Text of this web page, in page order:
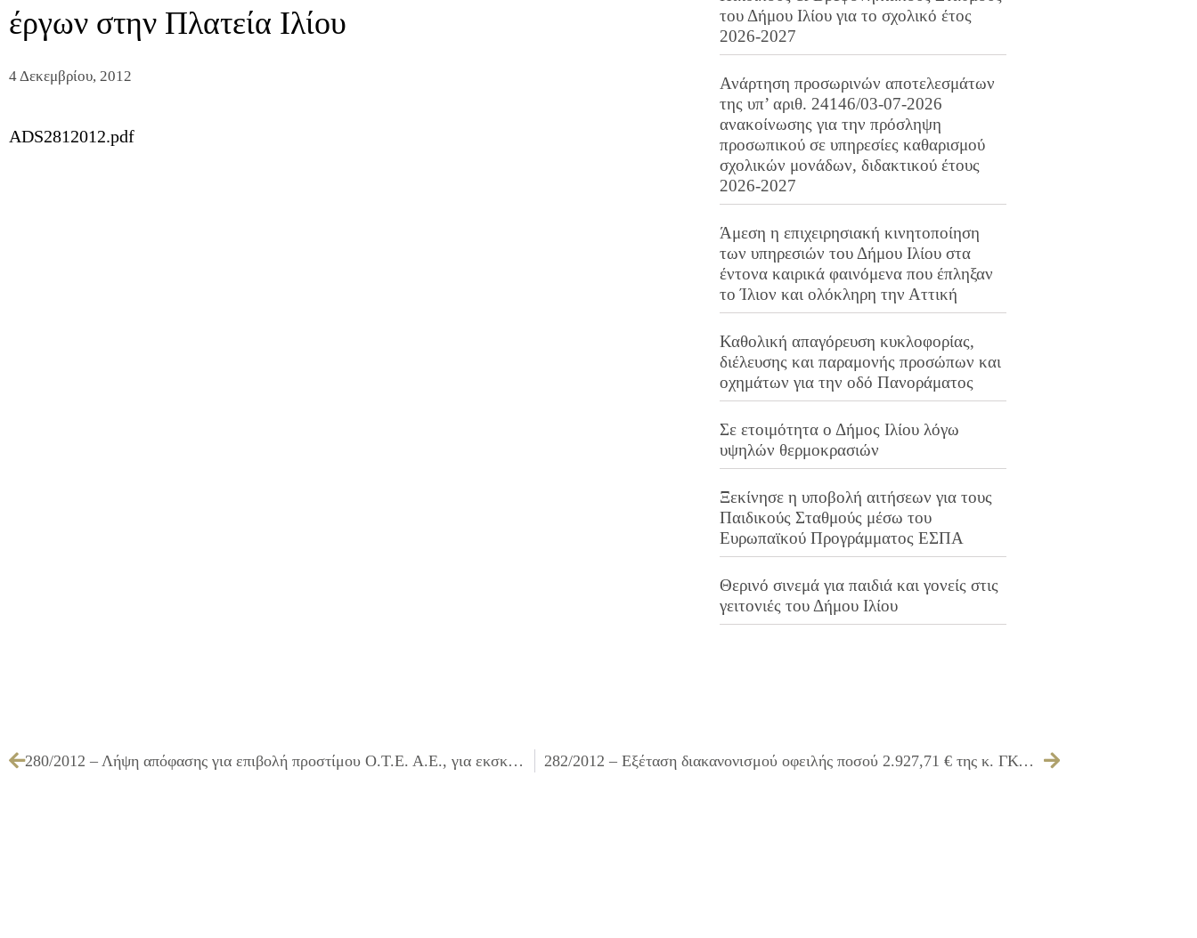
έργων στην Πλατεία Ιλίου
4 Δεκεμβρίου, 2012
ADS2812012.pdf
του Δήμου Ιλίου για το σχολικό έτος
2026-2027
Ανάρτηση προσωρινών αποτελεσμάτων
της υπ’ αριθ. 24146/03-07-2026
ανακοίνωσης για την πρόσληψη
προσωπικού σε υπηρεσίες καθαρισμού
σχολικών μονάδων, διδακτικού έτους
2026-2027
Άμεση η επιχειρησιακή κινητοποίηση
των υπηρεσιών του Δήμου Ιλίου στα
έντονα καιρικά φαινόμενα που έπληξαν
το Ίλιον και ολόκληρη την Αττική
Καθολική απαγόρευση κυκλοφορίας,
διέλευσης και παραμονής προσώπων και
οχημάτων για την οδό Πανοράματος
Σε ετοιμότητα ο Δήμος Ιλίου λόγω
υψηλών θερμοκρασιών
Ξεκίνησε η υποβολή αιτήσεων για τους
Παιδικούς Σταθμούς μέσω του
Ευρωπαϊκού Προγράμματος ΕΣΠΑ
Θερινό σινεμά για παιδιά και γονείς στις
γειτονιές του Δήμου Ιλίου
280/2012 – Λήψη απόφασης για επιβολή προστίμου Ο.Τ.Ε. Α.Ε., για εκσκαφές από οργανισμούς κοινής ωφελείας, σύμφωνα με το άρθρο 26 του Κανονισμού Προστασίας του Περιβάλλοντος 282/2012 – Εξέταση διακανονισμού οφειλής ποσού 2.927,71 € της κ. ΓΚΟΤΣΗ ΕΥΓΕΝΙΑΣ του ΔΙΟΝΥΣΙΟΥ ως κληρονόμος της θανούσης ΓΚΟΤΣΗ ΛΑΜΠΡΙΝΗΣ βάσει της 407/2007 Απόφασης του Δημοτικού Συμβουλίου, ύστερα από την υπ’ αριθμ. 46582/19-09-2012